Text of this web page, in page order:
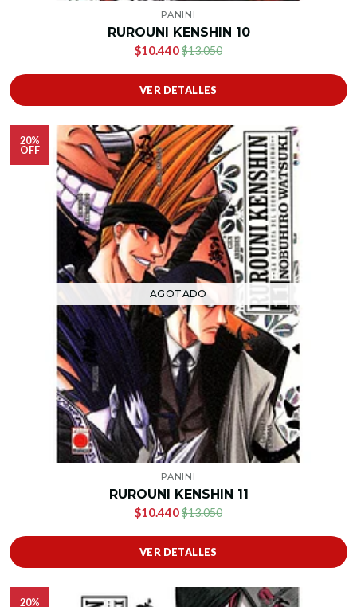
PANINI
RUROUNI KENSHIN 10
$10.440$13.050
VER DETALLES
20%
OFF
AGOTADO
PANINI
RUROUNI KENSHIN 11
$10.440$13.050
VER DETALLES
20%